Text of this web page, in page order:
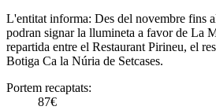
L'entitat informa: Des del novembre fins
podran signar la llumineta a favor de La
repartida entre el Restaurant Pirineu, el
Botiga Ca la Núria de Setcases.
Portem recaptats:
87€